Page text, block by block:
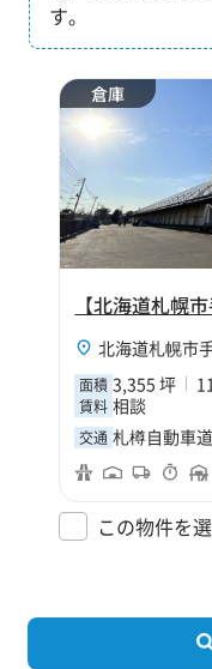
す。
倉庫
北海道札幌市
面積 3,355 坪
賃料 相談
交通 札樽自動車
この物件を